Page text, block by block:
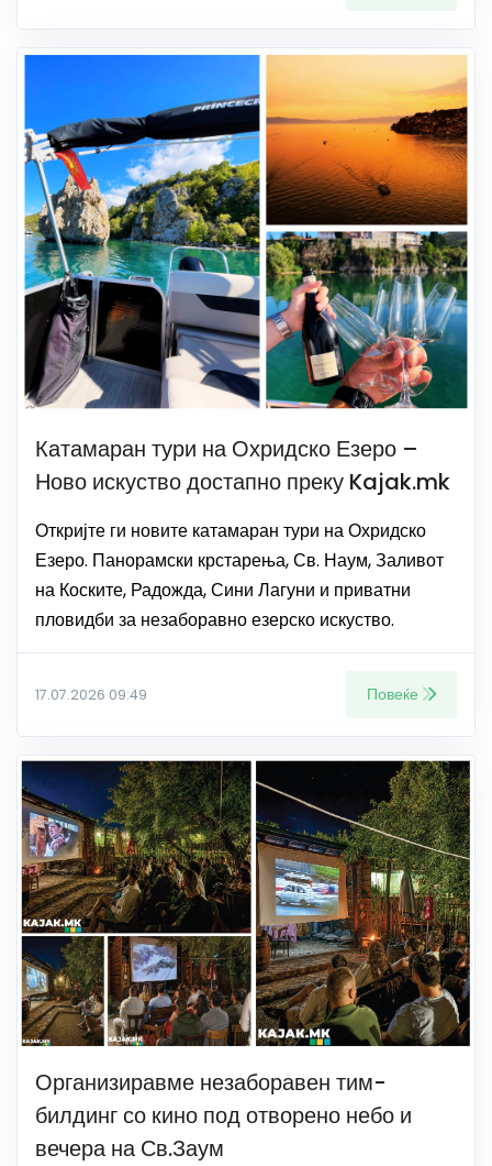
Катамаран тури на Охридско Езеро –
Ново искуство достапно преку Kajak.mk
Откријте ги новите катамаран тури на Охридско
Езеро. Панорамски крстарења, Св. Наум, Заливот
на Коските, Радожда, Сини Лагуни и приватни
пловидби за незаборавно езерско искуство.
17.07.2026 09:49 Повеќе
Организиравме незаборавен тим-
билдинг со кино под отворено небо и
вечера на Св.Заум